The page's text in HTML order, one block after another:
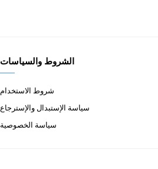
الشروط والسياسات
شروط الاستخدام
سياسة الإستبدال والإسترجاع
سياسة الخصوصية